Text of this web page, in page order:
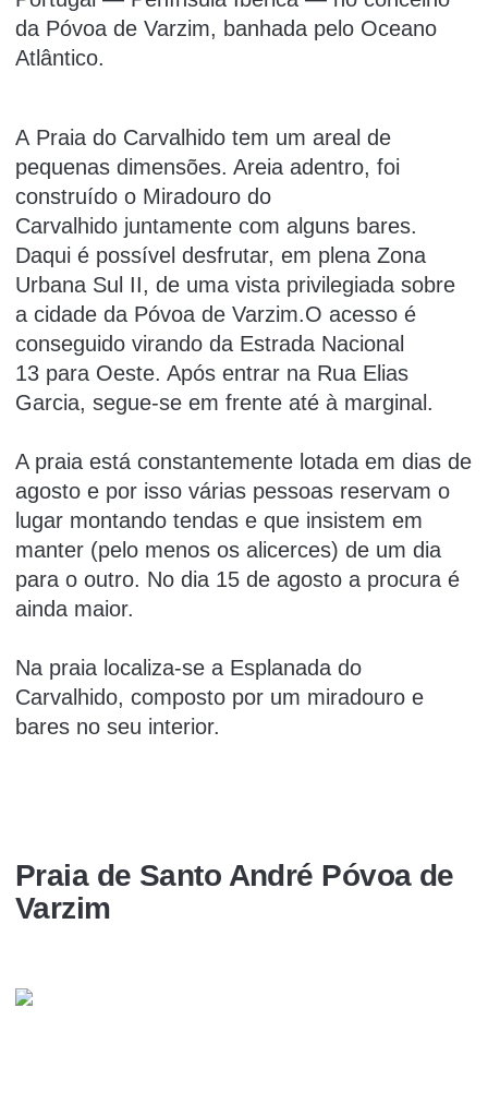
da Póvoa de Varzim, banhada pelo Oceano
Atlântico.
A Praia do Carvalhido tem um areal de
pequenas dimensões. Areia adentro, foi
construído o Miradouro do
Carvalhido juntamente com alguns bares.
Daqui é possível desfrutar, em plena Zona
Urbana Sul II, de uma vista privilegiada sobre
a cidade da Póvoa de Varzim.O acesso é
conseguido virando da Estrada Nacional
13 para Oeste. Após entrar na Rua Elias
Garcia, segue-se em frente até à marginal.
A praia está constantemente lotada em dias de
agosto e por isso várias pessoas reservam o
lugar montando tendas e que insistem em
manter (pelo menos os alicerces) de um dia
para o outro. No dia 15 de agosto a procura é
ainda maior.
Na praia localiza-se a Esplanada do
Carvalhido, composto por um miradouro e
bares no seu interior.
Praia de Santo André Póvoa de
Varzim